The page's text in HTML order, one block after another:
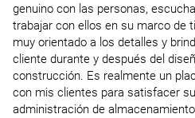
genuino con las personas,
trabajar con ellos en su marco de
muy orientado a los detalles y
cliente durante y después del
construcción. Es realmente un
con mis clientes para satisfacer
administración de